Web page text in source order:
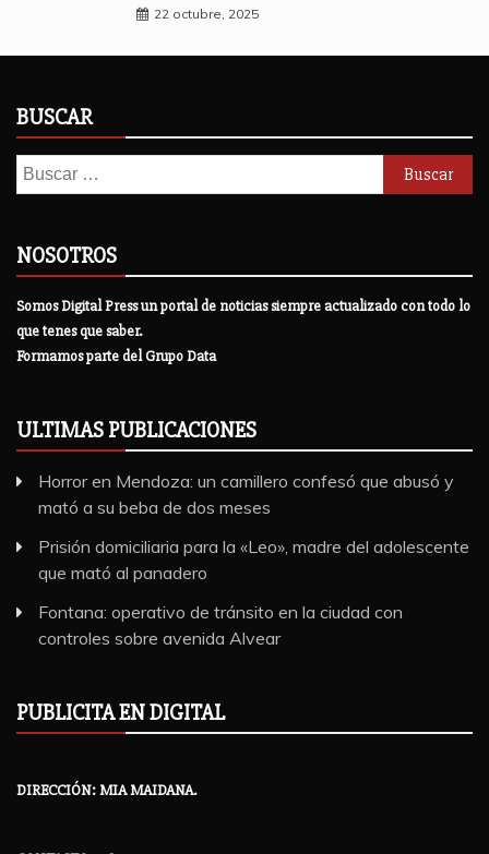
22 octubre, 2025
BUSCAR
Buscar:
NOSOTROS
Somos Digital Press un portal de noticias siempre actualizado con todo lo
que tenes que saber.
Formamos parte del Grupo Data
ULTIMAS PUBLICACIONES
Horror en Mendoza: un camillero confesó que abusó y
mató a su beba de dos meses
Prisión domiciliaria para la «Leo», madre del adolescente
que mató al panadero
Fontana: operativo de tránsito en la ciudad con
controles sobre avenida Alvear
PUBLICITA EN DIGITAL
DIRECCIÓN: MIA MAIDANA.